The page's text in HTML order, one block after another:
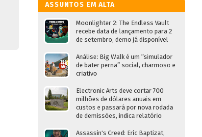
ASSUNTOS EM ALTA
Moonlighter 2: The Endless Vault
recebe data de lançamento para 2
de setembro, demo já disponível
Análise: Big Walk é um “simulador
de bater perna” social, charmoso e
criativo
Electronic Arts deve cortar 700
milhões de dólares anuais em
custos e passará por nova rodada
de demissões, indica relatório
Assassin's Creed: Eric Baptizat,